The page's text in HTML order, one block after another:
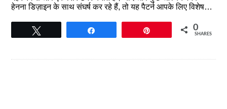
हेनना डिज़ाइन के साथ संघर्ष कर रहे हैं, तो यह पैटर्न आपके लिए विशेष…
0
SHARES